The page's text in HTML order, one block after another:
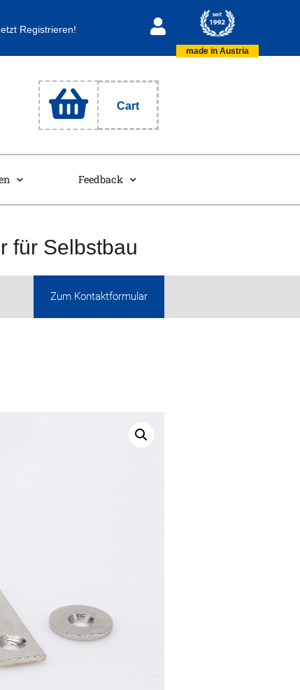
Registrieren!
made in Austria
Cart
Feedback
für Selbstbau
Zum Kontaktformular